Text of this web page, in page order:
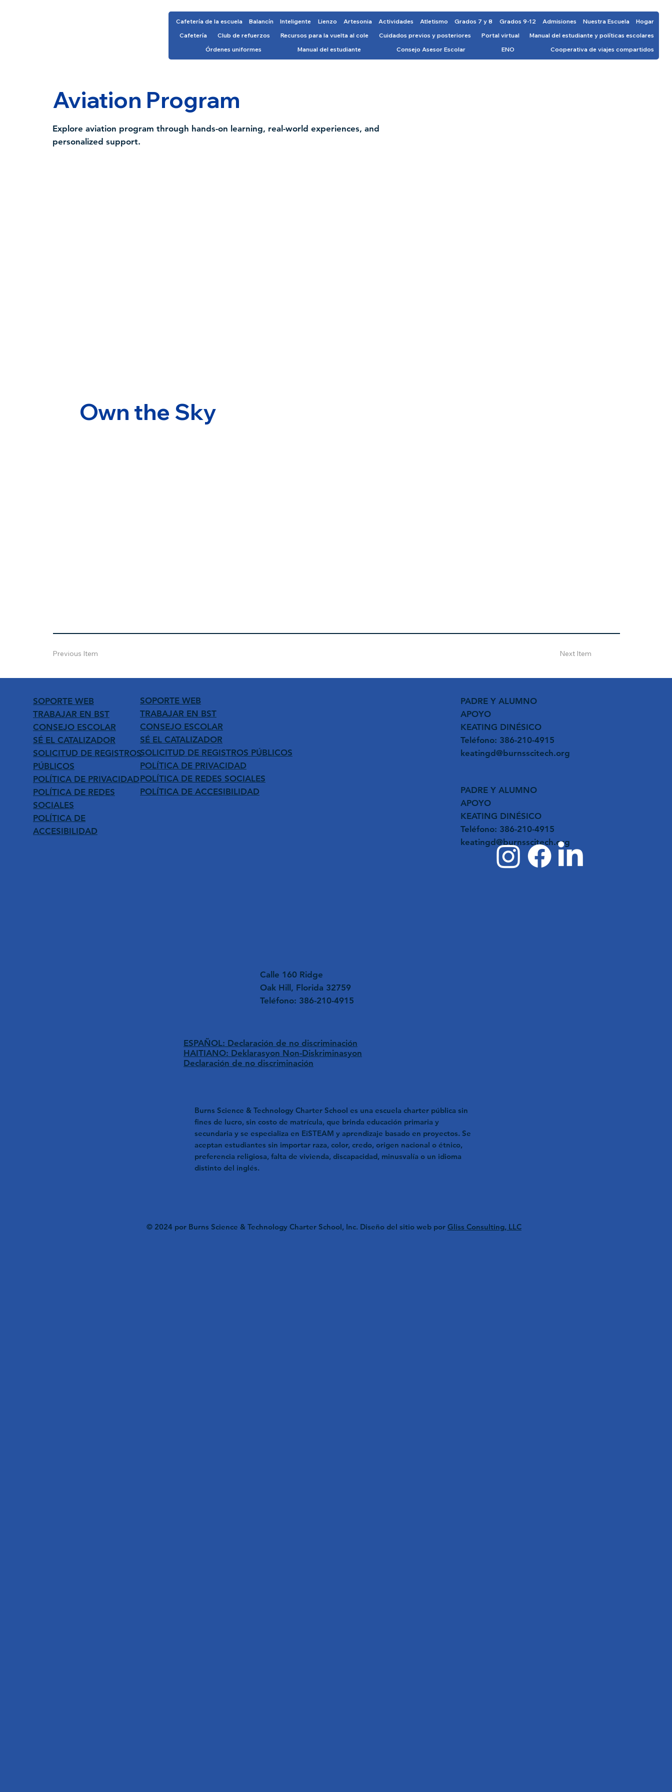
Hogar
Nuestra Escuela
Admisiones
Grados 9-12
Grados 7 y 8
Atletismo
Actividades
Artesonia
Lienzo
Inteligente
Balancín
Cafetería de la escuela
Manual del estudiante y políticas escolares
Portal virtual
Cuidados previos y posteriores
Recursos para la vuelta al cole
Club de refuerzos
Cafetería
Cooperativa de viajes compartidos
ENO
Consejo Asesor Escolar
Manual del estudiante
Órdenes uniformes
Aviation Program
Explore aviation program through hands-on learning, real-world experiences, and
personalized support.
Own the Sky
Previous Item Next Item
PADRE Y ALUMNO
APOYO
KEATING DINÉSICO
Teléfono: 386-210-4915
keatingd@burnsscitech.org
PADRE Y ALUMNO
APOYO
KEATING DINÉSICO
Teléfono: 386-210-4915
keatingd@burnsscitech.org
SOPORTE WEB
TRABAJAR EN BST
CONSEJO ESCOLAR
SÉ EL CATALIZADOR
SOLICITUD DE REGISTROS
PÚBLICOS
POLÍTICA DE PRIVACIDAD
POLÍTICA DE REDES
SOCIALES
POLÍTICA DE
ACCESIBILIDAD
Calle 160 Ridge
Oak Hill, Florida 32759
Teléfono: 386-210-4915
ESPAÑOL: Declaración de no discriminación
HAITIANO: Deklarasyon Non-Diskriminasyon
Declaración de no discriminación
Burns Science & Technology Charter School es una escuela charter pública sin
fines de lucro, sin costo de matrícula, que brinda educación primaria y
secundaria y se especializa en EiSTEAM y aprendizaje basado en proyectos. Se
aceptan estudiantes sin importar raza, color, credo, origen nacional o étnico,
preferencia religiosa, falta de vivienda, discapacidad, minusvalía o un idioma
distinto del inglés.
© 2024 por Burns Science & Technology Charter School, Inc. Diseño del sitio web por Gliss Consulting, LLC
SOPORTE WEB
TRABAJAR EN BST
CONSEJO ESCOLAR
SÉ EL CATALIZADOR
SOLICITUD DE REGISTROS PÚBLICOS
POLÍTICA DE PRIVACIDAD
POLÍTICA DE REDES SOCIALES
POLÍTICA DE ACCESIBILIDAD